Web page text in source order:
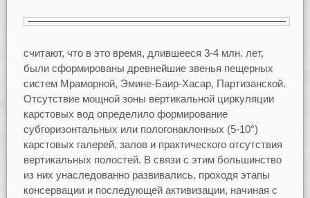
считают, что в это время, длившееся 3-4 млн. лет,
были сформированы древнейшие звенья пещерных
систем Мраморной, Эмине-Баир-Хасар, Партизанской.
Отсутствие мощной зоны вертикальной циркуляции
карстовых вод определило формирование
субгоризонтальных или пологонаклонных (5-10°)
карстовых галерей, залов и практического отсутствия
вертикальных полостей. В связи с этим большинство
из них унаследованно развивались, проходя этапы
консервации и последующей активизации, начиная с